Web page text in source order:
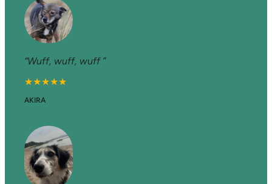
“Wuff, wuff, wuff ”
★★★★★
AKIRA